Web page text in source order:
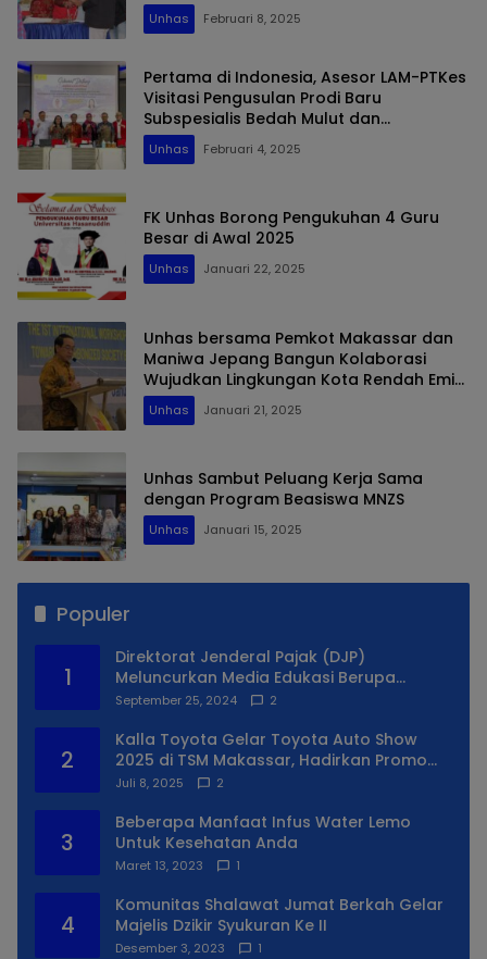
Unhas Februari 8, 2025
Pertama di Indonesia, Asesor LAM-PTKes
Visitasi Pengusulan Prodi Baru
Subspesialis Bedah Mulut dan
Maksilofasial FKG Unhas
Unhas Februari 4, 2025
FK Unhas Borong Pengukuhan 4 Guru
Besar di Awal 2025
Unhas Januari 22, 2025
Unhas bersama Pemkot Makassar dan
Maniwa Jepang Bangun Kolaborasi
Wujudkan Lingkungan Kota Rendah Emisi
Karbon
Unhas Januari 21, 2025
Unhas Sambut Peluang Kerja Sama
dengan Program Beasiswa MNZS
Unhas Januari 15, 2025
Populer
1
Direktorat Jenderal Pajak (DJP)
Meluncurkan Media Edukasi Berupa
Simulator Coretax
September 25, 2024 2
2
Kalla Toyota Gelar Toyota Auto Show
2025 di TSM Makassar, Hadirkan Promo
Spesial
Juli 8, 2025 2
3
Beberapa Manfaat Infus Water Lemo
Untuk Kesehatan Anda
Maret 13, 2023 1
4
Komunitas Shalawat Jumat Berkah Gelar
Majelis Dzikir Syukuran Ke II
Desember 3, 2023 1